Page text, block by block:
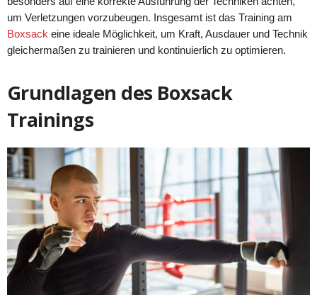
um Verletzungen vorzubeugen. Insgesamt ist das Training am
Boxsack eine ideale Möglichkeit, um Kraft, Ausdauer und Technik
gleichermaßen zu trainieren und kontinuierlich zu optimieren.
Grundlagen des Boxsack
Trainings